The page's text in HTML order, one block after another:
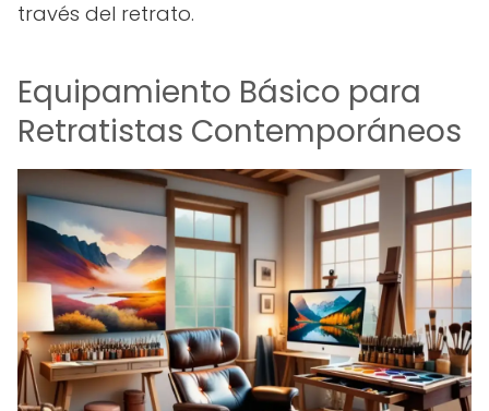
través del retrato.
Equipamiento Básico para
Retratistas Contemporáneos